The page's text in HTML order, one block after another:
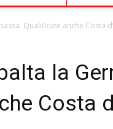
Qualificate anche Costa
la
Costa